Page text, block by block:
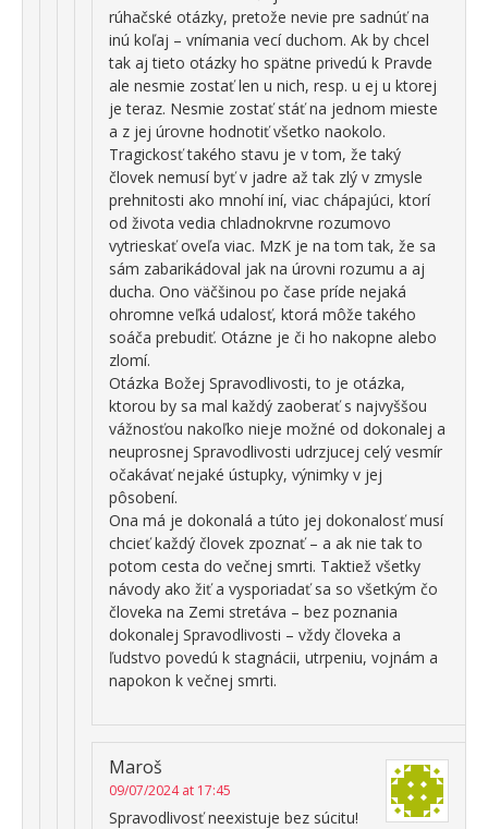
rúhačské otázky, pretože nevie pre sadnúť na
inú koľaj – vnímania vecí duchom. Ak by chcel
tak aj tieto otázky ho spätne privedú k Pravde
ale nesmie zostať len u nich, resp. u ej u ktorej
je teraz. Nesmie zostať stáť na jednom mieste
a z jej úrovne hodnotiť všetko naokolo.
Tragickosť takého stavu je v tom, že taký
človek nemusí byť v jadre až tak zlý v zmysle
prehnitosti ako mnohí iní, viac chápajúci, ktorí
od života vedia chladnokrvne rozumovo
vytrieskať oveľa viac. MzK je na tom tak, že sa
sám zabarikádoval jak na úrovni rozumu a aj
ducha. Ono väčšinou po čase príde nejaká
ohromne veľká udalosť, ktorá môže takého
soáča prebudiť. Otázne je či ho nakopne alebo
zlomí.
Otázka Božej Spravodlivosti, to je otázka,
ktorou by sa mal každý zaoberať s najvyššou
vážnosťou nakoľko nieje možné od dokonalej a
neuprosnej Spravodlivosti udrzjucej celý vesmír
očakávať nejaké ústupky, výnimky v jej
pôsobení.
Ona má je dokonalá a túto jej dokonalosť musí
chcieť každý človek zpoznať – a ak nie tak to
potom cesta do večnej smrti. Taktiež všetky
návody ako žiť a vysporiadať sa so všetkým čo
človeka na Zemi stretáva – bez poznania
dokonalej Spravodlivosti – vždy človeka a
ľudstvo povedú k stagnácii, utrpeniu, vojnám a
napokon k večnej smrti.
Maroš
09/07/2024 at 17:45
Spravodlivosť neexistuje bez súcitu!